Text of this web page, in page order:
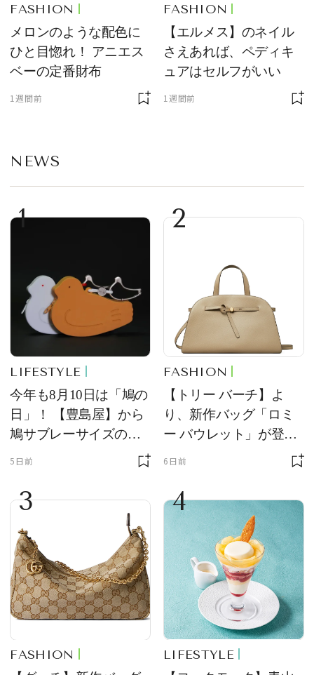
FASHION
メロンのような配色に
ひと目惚れ！ アニエス
ベーの定番財布
1週間前
FASHION
【エルメス】のネイル
さえあれば、ペディキ
ュアはセルフがいい
1週間前
NEWS
1
LIFESTYLE
今年も8月10日は「鳩の
日」！ 【豊島屋】から
鳩サブレーサイズのポ
ーチ「はとっこ」を限
5日前
2
FASHION
【トリー バーチ】よ
り、新作バッグ「ロミ
ー バウレット」が登
場！ デザイン性と収納
6日前
3
FASHION
4
LIFESTYLE